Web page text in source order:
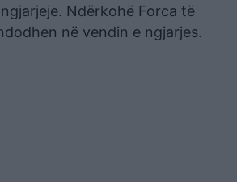
Ndërkohë Forca të
në vendin e ngjarjes.